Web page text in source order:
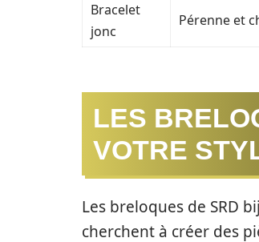
Bracelet
jonc
Pérenne et
LES
VOTRE
Les breloques de SRD
cherchent à créer des